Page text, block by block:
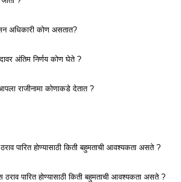
अधिकारी कोण असतात?
अंतिम निर्णय कोण घेते ?
राजीनामा कोणाकडे देतात ?
पारित होण्यासाठी किती बहुमताची आवश्यकता असते ?
पारित होण्यासाठी किती बहुमताची आवश्यकता असते ?